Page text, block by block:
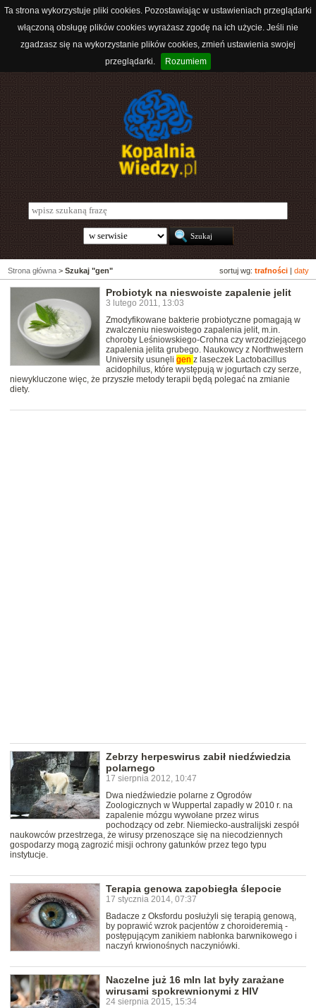
Ta strona wykorzystuje pliki cookies. Pozostawiając w ustawieniach przeglądarki
włączoną obsługę plików cookies wyrażasz zgodę na ich użycie. Jeśli nie
zgadzasz się na wykorzystanie plików cookies, zmień ustawienia swojej
przeglądarki.
Rozumiem
sortuj wg: trafności daty
Strona główna > Szukaj "gen"
Probiotyk na nieswoiste zapalenie jelit
3 lutego 2011, 13:03
Zmodyfikowane bakterie probiotyczne pomagają w
zwalczeniu nieswoistego zapalenia jelit, m.in.
choroby Leśniowskiego-Crohna czy wrzodziejącego
zapalenia jelita grubego. Naukowcy z Northwestern
University usunęli gen z laseczek Lactobacillus
acidophilus, które występują w jogurtach czy serze,
niewykluczone więc, że przyszłe metody terapii będą polegać na zmianie
diety.
Zebrzy herpeswirus zabił niedźwiedzia
polarnego
17 sierpnia 2012, 10:47
Dwa niedźwiedzie polarne z Ogrodów
Zoologicznych w Wuppertal zapadły w 2010 r. na
zapalenie mózgu wywołane przez wirus
pochodzący od zebr. Niemiecko-australijski zespół
naukowców przestrzega, że wirusy przenoszące się na niecodziennych
gospodarzy mogą zagrozić misji ochrony gatunków przez tego typu
instytucje.
Terapia genowa zapobiegła ślepocie
17 stycznia 2014, 07:37
Badacze z Oksfordu posłużyli się terapią genową,
by poprawić wzrok pacjentów z choroideremią -
postępującym zanikiem nabłonka barwnikowego i
naczyń krwionośnych naczyniówki.
Naczelne już 16 mln lat były zarażane
wirusami spokrewnionymi z HIV
24 sierpnia 2015, 15:34